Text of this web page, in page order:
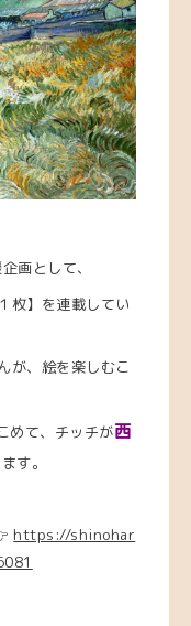
画として、
枚】を連載してい
が、絵を楽しむこ
めて、チッチが西
す。
https://shinohar